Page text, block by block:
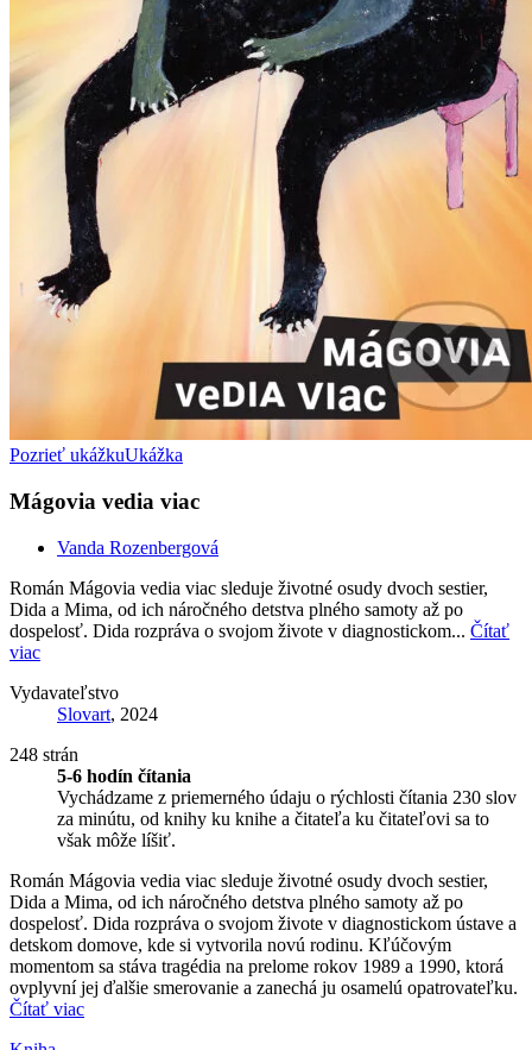
Pozrieť ukážkuUkážka
Mágovia vedia viac
Vanda Rozenbergová
Román Mágovia vedia viac sleduje životné osudy dvoch sestier,
Dida a Mima, od ich náročného detstva plného samoty až po
dospelosť. Dida rozpráva o svojom živote v diagnostickom... Čítať
viac
Vydavateľstvo
Slovart, 2024
248 strán
5-6 hodín čítania
Vychádzame z priemerného údaju o rýchlosti čítania 230 slov
za minútu, od knihy ku knihe a čitateľa ku čitateľovi sa to
však môže líšiť.
Román Mágovia vedia viac sleduje životné osudy dvoch sestier,
Dida a Mima, od ich náročného detstva plného samoty až po
dospelosť. Dida rozpráva o svojom živote v diagnostickom ústave a
detskom domove, kde si vytvorila novú rodinu. Kľúčovým
momentom sa stáva tragédia na prelome rokov 1989 a 1990, ktorá
ovplyvní jej ďalšie smerovanie a zanechá ju osamelú opatrovateľku.
Čítať viac